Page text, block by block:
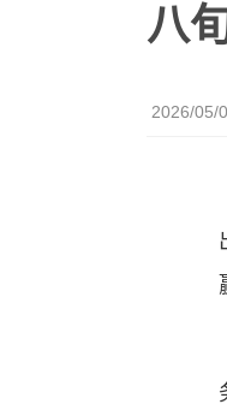
八
2026/05/